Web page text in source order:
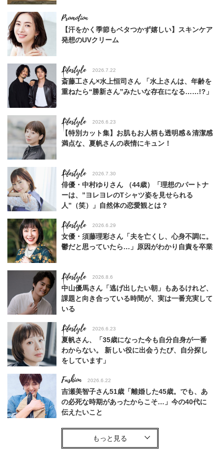
【汗をかく季節もベタつかず嬉しい】スキンケア
発想のUVクリーム
Lifestyle 2026.7.22
斎藤工さん×水上恒司さん 「水上さんは、年齢を
重ねたら“勝新さん”みたいな存在になる……!?」
Lifestyle 2026.6.23
【特別カット集】お肌もお人柄も透明感＆清潔感
満点な、夏帆さんの表情にキュン！
Lifestyle 2026.7.30
俳優・中村ゆりさん （44歳）「理想のパートナ
ーは、”ヨレヨレのTシャツ姿を見せられる
人”（笑）」自然体の恋愛観とは？
Lifestyle 2026.6.29
女優・須藤理彩さん「夫を亡くし、心身不調に。
鬱だと思っていたら…」原因がわかり自責を卒業
Lifestyle 2026.8.6
中山優馬さん「逃げ出したい朝」もあるけれど、
課題と向き合っている時間が、実は一番充実して
いる
Lifestyle 2026.6.23
夏帆さん、「35歳になった今も自分自身が一番
わからない。 新しい役に出会うたび、自分探し
をしています」
Fashion 2026.6.22
吉瀬美智子さん51歳「離婚した45歳。でも、あ
の必死な時期があったからこそ…」今の40代に
伝えたいこと
Fashion
【40代コンサバ派】白Tシャツは「パール×ゴー